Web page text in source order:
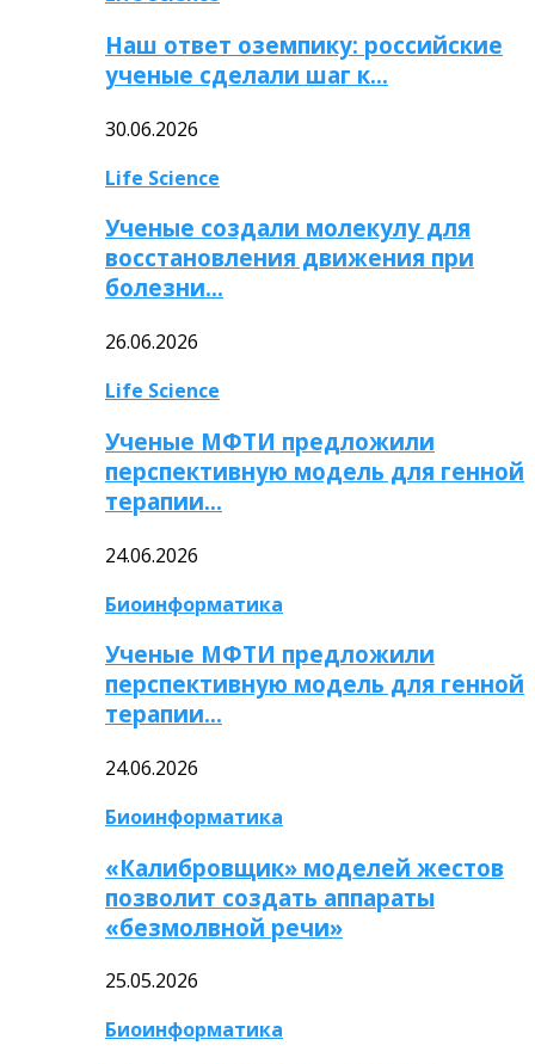
Наш ответ оземпику: российские
ученые сделали шаг к…
30.06.2026
Life Science
Ученые создали молекулу для
восстановления движения при
болезни…
26.06.2026
Life Science
Ученые МФТИ предложили
перспективную модель для генной
терапии…
24.06.2026
Биоинформатика
Ученые МФТИ предложили
перспективную модель для генной
терапии…
24.06.2026
Биоинформатика
«Калибровщик» моделей жестов
позволит создать аппараты
«безмолвной речи»
25.05.2026
Биоинформатика